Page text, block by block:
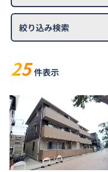
絞り込み検索
25 件表示